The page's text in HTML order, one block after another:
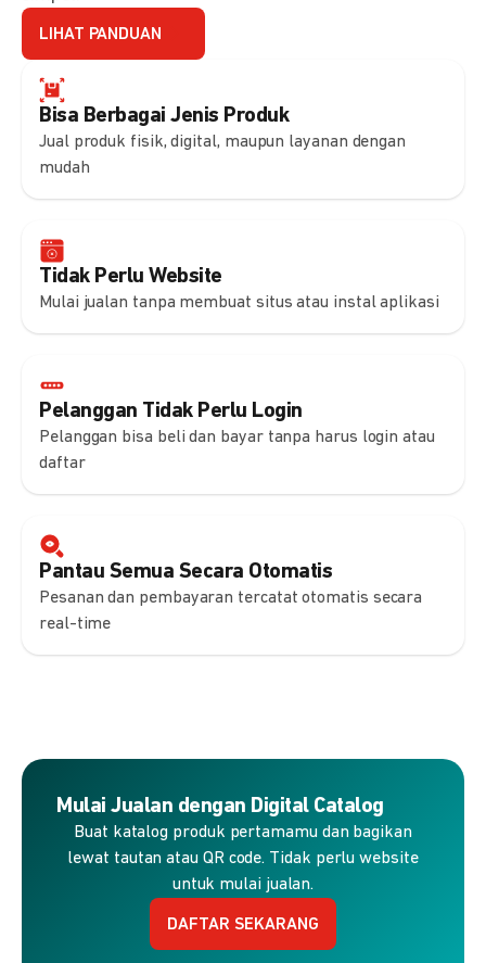
Bisa Berbagai Jenis Produk
Jual produk fisik, digital, maupun layanan dengan
mudah
Tidak Perlu Website
Mulai jualan tanpa membuat situs atau instal aplikasi
Pelanggan Tidak Perlu Login
Pelanggan bisa beli dan bayar tanpa harus login atau
daftar
Pantau Semua Secara Otomatis
Pesanan dan pembayaran tercatat otomatis secara
real-time
LIHAT PANDUAN
Mulai Jualan dengan Digital Catalog
Buat katalog produk pertamamu dan bagikan
lewat tautan atau QR code. Tidak perlu website
untuk mulai jualan.
DAFTAR SEKARANG